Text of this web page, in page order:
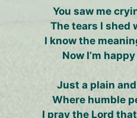
You saw me
The tears I shed
I know the
Now I’m
Just a plain
Where humble
I pray the Lord